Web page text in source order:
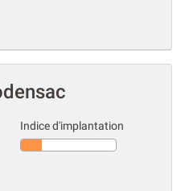
Indice d'implantation